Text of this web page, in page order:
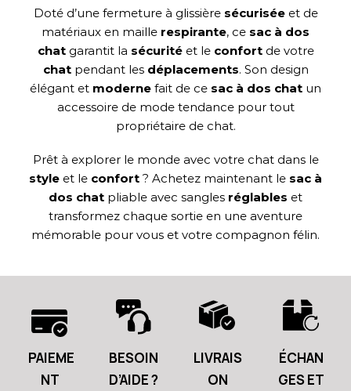
Doté d’une fermeture à glissière sécuriséeet de
matériaux en maille respirante, ce sac à dos
chatgarantit la sécuritéet le confortde votre
chatpendant les déplacements. Son design
élégant et moderne fait de ce sac à dos chat un
accessoire de mode tendance pour tout
propriétaire de chat.
Prêt à explorer le monde avec votre chat dans le
style et le confort ? Achetez maintenant le sac à
dos chat pliable avec sangles réglables et
transformez chaque sortie en une aventure
mémorable pour vous et votre compagnon félin.
PAIEME
NT
BESOIN
D’AIDE ?
LIVRAIS
ON
ÉCHAN
GES ET